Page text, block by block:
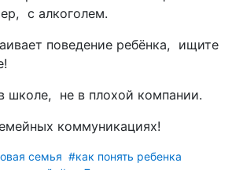
с алкоголем.
поведение ребёнка, ищите
школе,
не в плохой компании.
коммуникациях!
семья #как понять ребенка